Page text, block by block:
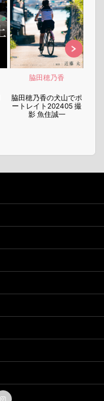
脇田穂乃香
脇田穂乃香の犬山でポ
ートレイト202405 撮
影 魚住誠一